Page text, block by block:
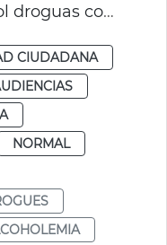
Campaña control alcohol droguas comidas empresa Navidad
CIUDADANA
NORMAL